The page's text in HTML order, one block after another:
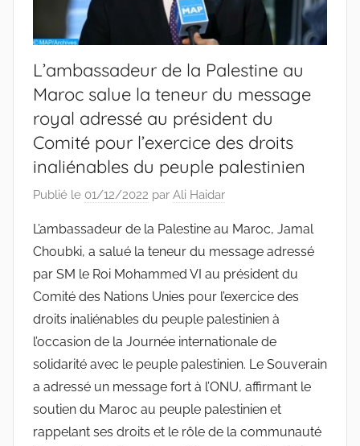
L’ambassadeur de la Palestine au
Maroc salue la teneur du message
royal adressé au président du
Comité pour l’exercice des droits
inaliénables du peuple palestinien
Publié le 01/12/2022 par Ali Haidar
L’ambassadeur de la Palestine au Maroc, Jamal
Choubki, a salué la teneur du message adressé
par SM le Roi Mohammed VI au président du
Comité des Nations Unies pour l’exercice des
droits inaliénables du peuple palestinien à
l’occasion de la Journée internationale de
solidarité avec le peuple palestinien. Le Souverain
a adressé un message fort à l’ONU, affirmant le
soutien du Maroc au peuple palestinien et
rappelant ses droits et le rôle de la communauté